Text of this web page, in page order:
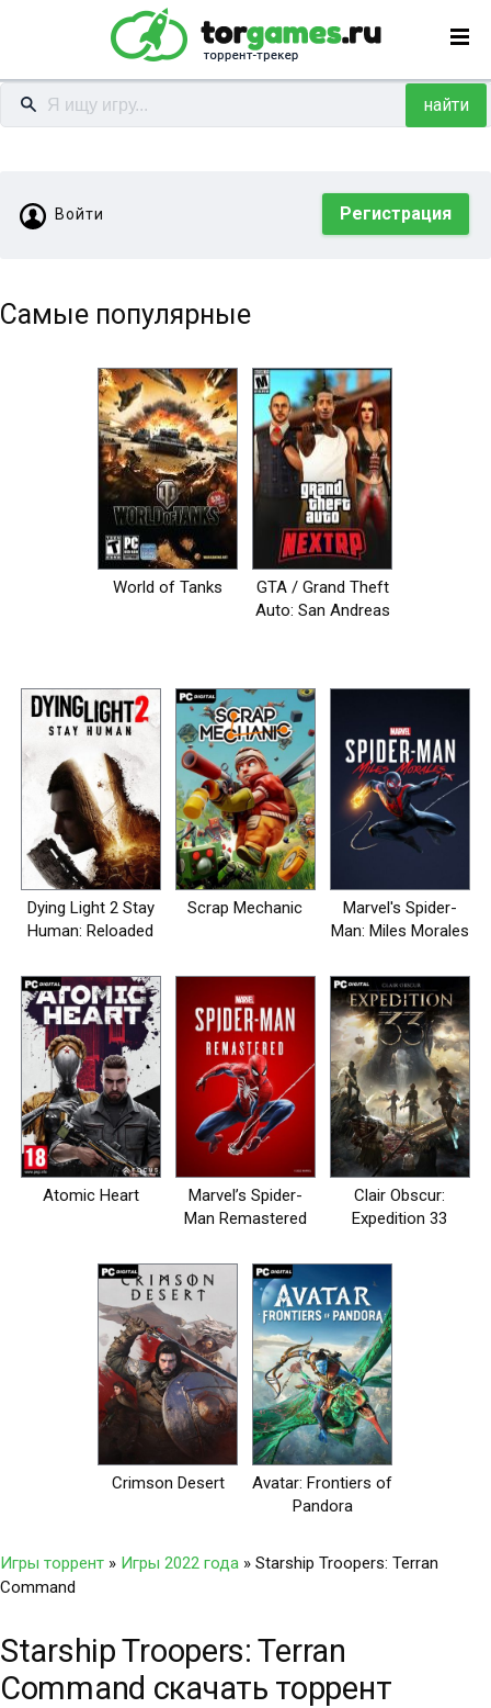
найти
Войти Регистрация
Самые популярные
World of Tanks
GTA / Grand Theft
Auto: San Andreas
Dying Light 2 Stay
Human: Reloaded
Scrap Mechanic
Marvel's Spider-
Man: Miles Morales
Atomic Heart
Marvel’s Spider-
Man Remastered
Clair Obscur:
Expedition 33
Crimson Desert
Avatar: Frontiers of
Pandora
Игры торрент » Игры 2022 года » Starship Troopers: Terran
Command
Starship Troopers: Terran
Command скачать торрент